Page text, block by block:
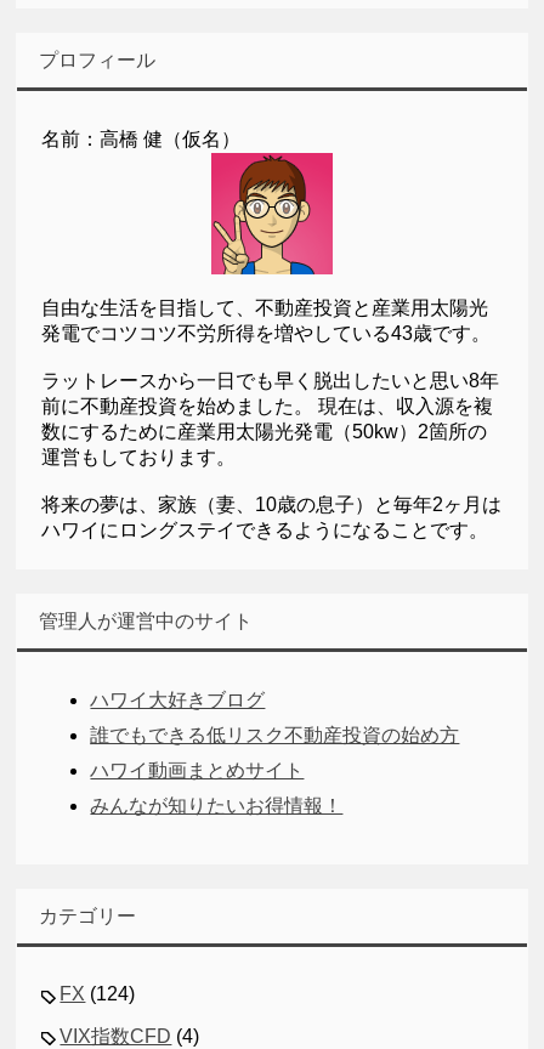
プロフィール
名前：高橋 健（仮名）
自由な生活を目指して、不動産投資と産業用太陽光
発電でコツコツ不労所得を増やしている43歳です。
ラットレースから一日でも早く脱出したいと思い8年
前に不動産投資を始めました。 現在は、収入源を複
数にするために産業用太陽光発電（50kw）2箇所の
運営もしております。
将来の夢は、家族（妻、10歳の息子）と毎年2ヶ月は
ハワイにロングステイできるようになることです。
管理人が運営中のサイト
ハワイ大好きブログ
誰でもできる低リスク不動産投資の始め方
ハワイ動画まとめサイト
みんなが知りたいお得情報！
カテゴリー
FX (124)
VIX指数CFD (4)